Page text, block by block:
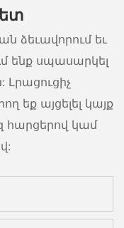
ձեւավորում եւ
ենք սպասարկել
եք այցելել կայք
հարցերով կամ